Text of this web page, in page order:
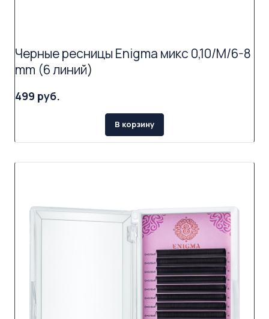
Черные ресницы Enigma микс 0,10/M/6-8
mm (6 линий)
499 руб.
В корзину